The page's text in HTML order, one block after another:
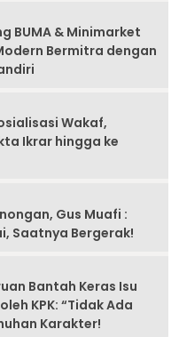
BUMA & Minimarket
Bermitra dengan
Wakaf,
Ikrar hingga ke
Gus Muafi :
Saatnya Bergerak!
Bantah Keras Isu
KPK: “Tidak Ada
Karakter!